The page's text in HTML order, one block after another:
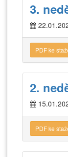
3.
PDF ke
2.
PDF ke